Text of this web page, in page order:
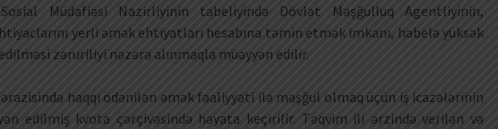
Müdafiəsi Nazirliyinin tabeliyində Dövlət Məşğulluq Agentliyinin,
yerli əmək ehtiyatları hesabına təmin etmək imkanı, habelə yüksək
zəruriliyi nəzərə alınmaqla müəyyən edilir.
haqqı ödənilən əmək fəaliyyəti ilə məşğul olmaq üçün iş icazələrinin
edilmiş kvota çərçivəsində həyata keçirilir. Təqvim ili ərzində verilən və